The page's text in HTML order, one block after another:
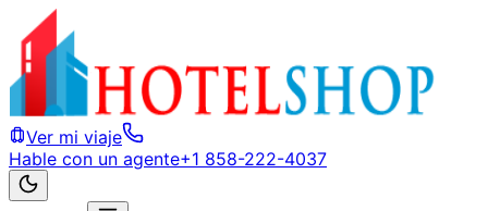
Ver mi viaje
Hable con un agente+1 858-222-4037